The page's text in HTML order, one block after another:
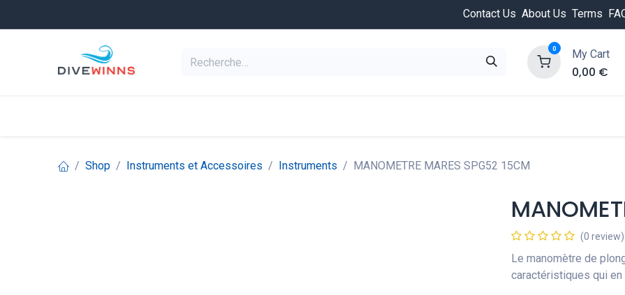
Contact Us About Us Terms
0 My Cart
0,00 €
HOT
Shop Instruments et Accessoires Instruments MANOMETRE MARES SPG52 15CM
(0 review)
Le manomètre de
caractéristiques qui en